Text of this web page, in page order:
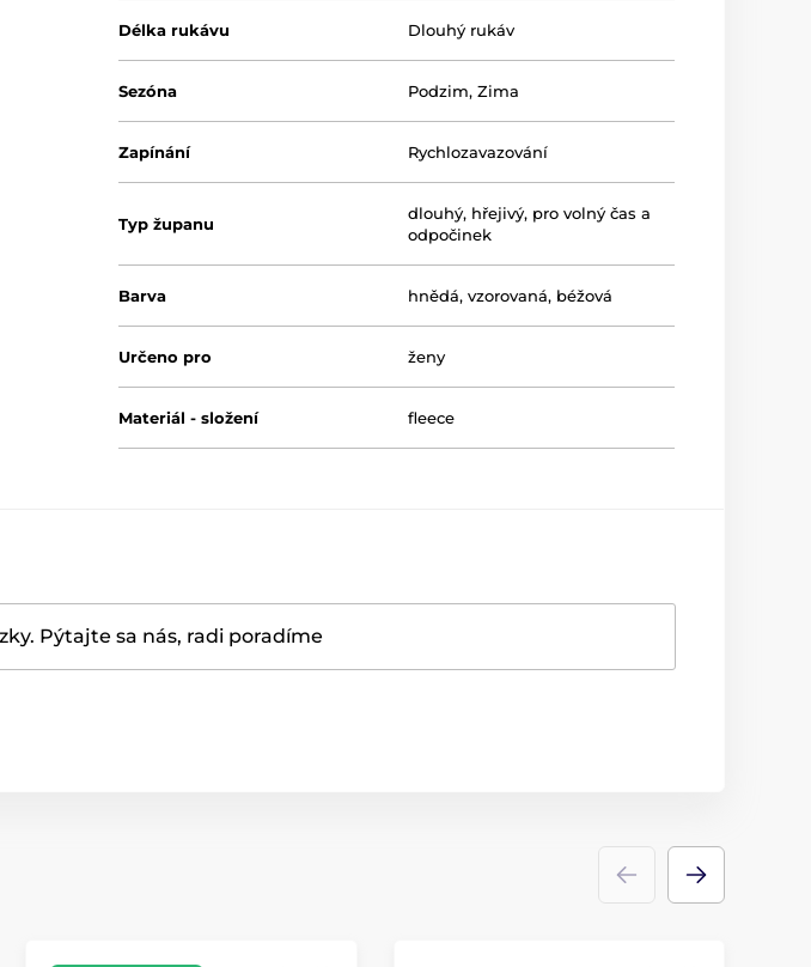
Délka rukávu Dlouhý rukáv
Sezóna Podzim,Zima
Zapínání Rychlozavazování
Typ županu
dlouhý, hřejivý, pro volný čas a
odpočinek
Barva hnědá,vzorovaná, béžová
Určeno pro ženy
Materiál - složení fleece
Pýtajte sa nás, radi poradíme